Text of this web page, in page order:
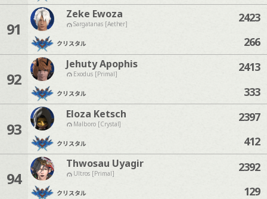
91
Zeke Ewoza
Sargatanas [Aether]
クリスタル
2423
266
92
Jehuty Apophis
Exodus [Primal]
クリスタル
2413
333
93
Eloza Ketsch
Malboro [Crystal]
クリスタル
2397
412
94
Thwosau Uyagir
Ultros [Primal]
クリスタル
2392
129